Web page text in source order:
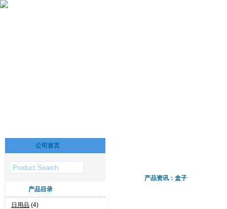
公司首页
产品目录
日用品 (4)
产品资讯：盒子